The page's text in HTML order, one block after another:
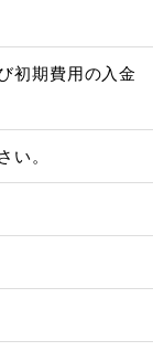
初期費用の入金
い。